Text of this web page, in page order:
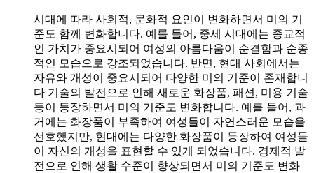
시대에 따라 사회적, 문화적 요인이 변화하면서 미의 기
준도 함께 변화합니다. 예를 들어, 중세 시대에는 종교적
인 가치가 중요시되어 여성의 아름다움이 순결함과 순종
적인 모습으로 강조되었습니다. 반면, 현대 사회에서는
자유와 개성이 중요시되어 다양한 미의 기준이 존재합니
다 기술의 발전으로 인해 새로운 화장품, 패션, 미용 기술
등이 등장하면서 미의 기준도 변화합니다. 예를 들어, 과
거에는 화장품이 부족하여 여성들이 자연스러운 모습을
선호했지만, 현대에는 다양한 화장품이 등장하여 여성들
이 자신의 개성을 표현할 수 있게 되었습니다. 경제적 발
전으로 인해 생활 수준이 향상되면서 미의 기준도 변화